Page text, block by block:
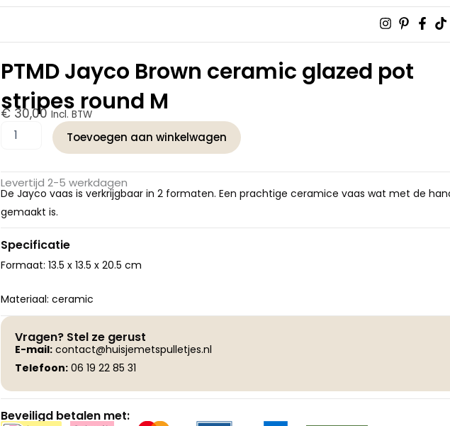
Instagram
p f
PTMD Jayco Brown ceramic glazed pot
stripes round M
€ 30,00 Incl. BTW
PTMD
Jayco
glazed
pot
stripes
M
Toevoegen aan winkelwagen
Levertijd 2-5 werkdagen
De Jayco vaas is verkrijgbaar in 2 formaten. Een prachtige ceramice vaas wat met de
gemaakt is.
Specificatie
Formaat: 13.5 x 13.5 x 20.5 cm
Materiaal: ceramic
Vragen? Stel ze gerust
E-mail: contact@huisjemetspulletjes.nl
Telefoon: 06 19 22 85 31
Beveiligd betalen met: